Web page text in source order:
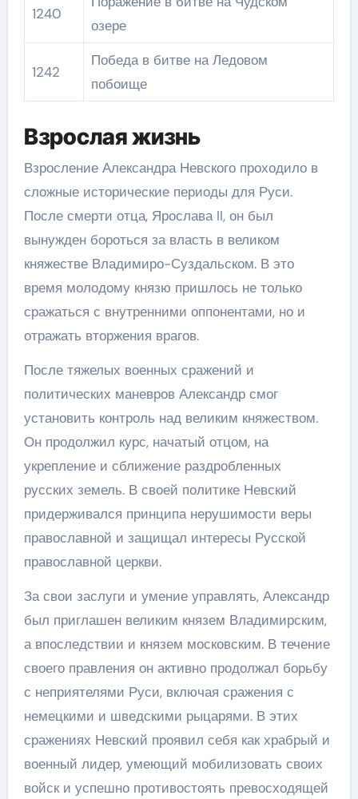
1240
озере
1242
Победа в битве на Ледовом
побоище
Взрослая жизнь
Взросление Александра Невского проходило в
сложные исторические периоды для Руси.
После смерти отца, Ярослава II, он был
вынужден бороться за власть в великом
княжестве Владимиро-Суздальском. В это
время молодому князю пришлось не только
сражаться с внутренними оппонентами, но и
отражать вторжения врагов.
После тяжелых военных сражений и
политических маневров Александр смог
установить контроль над великим княжеством.
Он продолжил курс, начатый отцом, на
укрепление и сближение раздробленных
русских земель. В своей политике Невский
придерживался принципа нерушимости веры
православной и защищал интересы Русской
православной церкви.
За свои заслуги и умение управлять, Александр
был приглашен великим князем Владимирским,
а впоследствии и князем московским. В течение
своего правления он активно продолжал борьбу
с неприятелями Руси, включая сражения с
немецкими и шведскими рыцарями. В этих
сражениях Невский проявил себя как храбрый и
военный лидер, умеющий мобилизовать своих
войск и успешно противостоять превосходящей